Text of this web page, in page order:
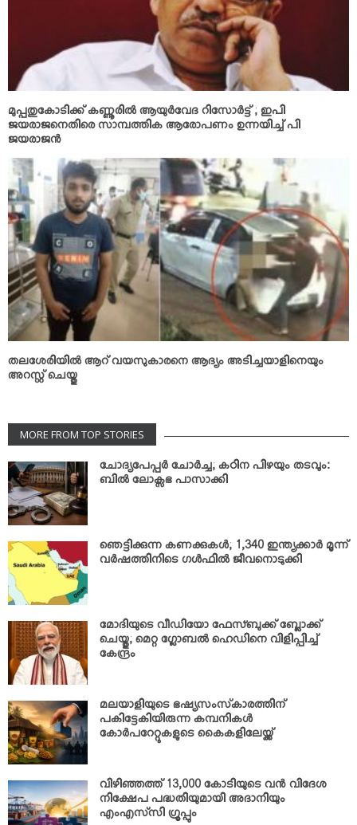
മുപ്പതുകോടിക്ക് കണ്ണൂരില്‍ ആയുര്‍വേദ റിസോര്‍ട്ട് ; ഇപി
ജയരാജനെതിരെ സാമ്പത്തിക ആരോപണം ഉന്നയിച്ച് പി
ജയരാജന്‍
തലശേരിയില്‍ ആറ് വയസുകാരനെ ആദ്യം അടിച്ചയാളിനെയും
അറസ്റ്റ് ചെയ്തു
MORE FROM TOP STORIES
ചോദ്യപേപ്പര്‍ ചോര്‍ച്ച; കഠിന പിഴയും തടവും:
ബില്‍ ലോക്സഭ പാസാക്കി
ഞെട്ടിക്കുന്ന കണക്കുകള്‍; 1,340 ഇന്ത്യക്കാര്‍ മൂന്ന്
വര്‍ഷത്തിനിടെ ഗള്‍ഫില്‍ ജീവനൊടുക്കി
മോദിയുടെ വീഡിയോ ഫേസ്ബുക്ക് ബ്ലോക്ക്
ചെയ്തു; മെറ്റ ഗ്ലോബല്‍ ഹെഡിനെ വിളിപ്പിച്ച്
കേന്ദ്രം
മലയാളിയുടെ ഭഷ്യസംസ്‌കാരത്തിന്
പകിട്ടേകിയിരുന്ന കമ്പനികള്‍
കോര്‍പറേറ്റുകളുടെ കൈകളിലേയ്ക്ക്
വിഴിഞ്ഞത്ത് 13,000 കോടിയുടെ വന്‍ വിദേശ
നിക്ഷേപ പദ്ധതിയുമായി അദാനിയും
എംഎസ്‌സി ഗ്രൂപ്പും